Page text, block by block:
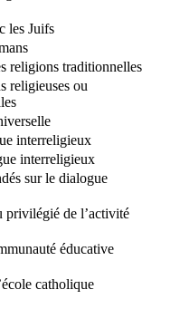
comme forme
Juifs
religions traditionnelles
ou
interreligieux
interreligieux
sur le dialogue
de l’activité
éducative
catholique